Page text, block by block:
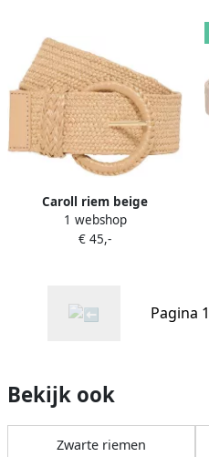
Caroll riem beige
1 webshop
€ 45,-
Pagina
Bekijk ook
Zwarte riemen